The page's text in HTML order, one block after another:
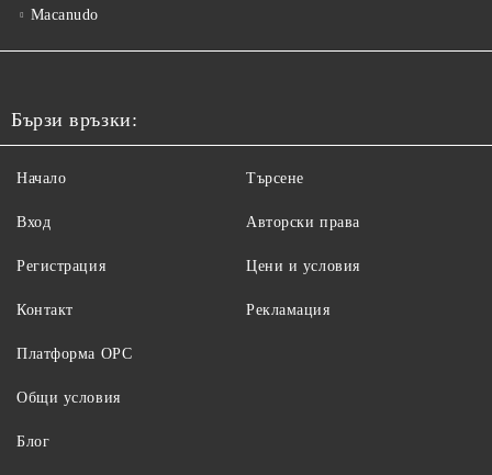
Macanudo
Бързи връзки:
Начало
Вход
Регистрация
Контакт
Търсене
Авторски права
Цени и условия
Рекламация
Платформа ОРС
Общи условия
Блог